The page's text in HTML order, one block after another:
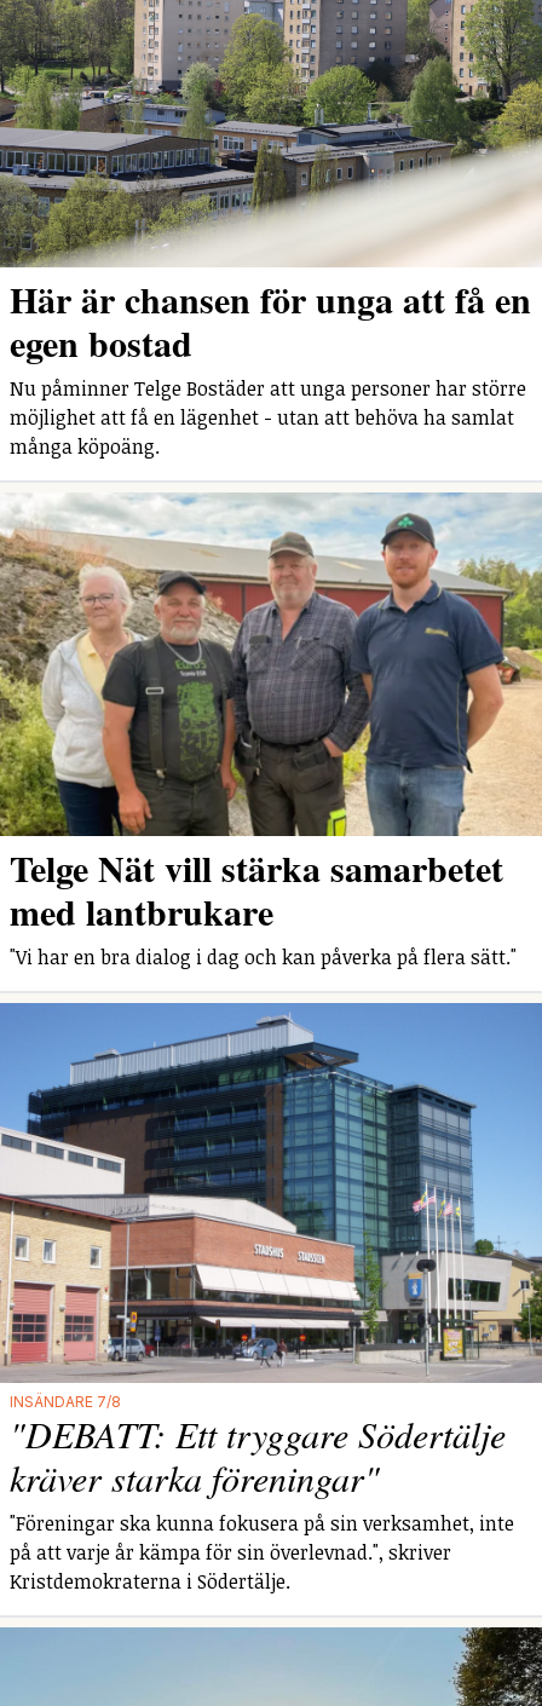
Här är chansen för unga att få en
egen bostad
Nu påminner Telge Bostäder att unga personer har större
möjlighet att få en lägenhet - utan att behöva ha samlat
många köpoäng.
Telge Nät vill stärka samarbetet
med lantbrukare
"Vi har en bra dialog i dag och kan påverka på flera sätt."
INSÄNDARE 7/8
"DEBATT: Ett tryggare Södertälje
kräver starka föreningar"
"Föreningar ska kunna fokusera på sin verksamhet, inte
på att varje år kämpa för sin överlevnad.", skriver
Kristdemokraterna i Södertälje.